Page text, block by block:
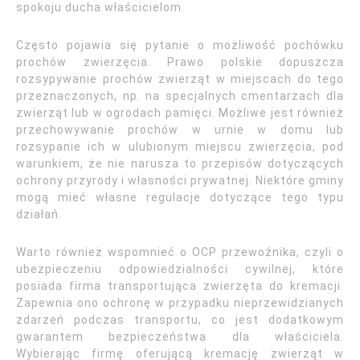
spokoju ducha właścicielom.
Często pojawia się pytanie o możliwość pochówku
prochów zwierzęcia. Prawo polskie dopuszcza
rozsypywanie prochów zwierząt w miejscach do tego
przeznaczonych, np. na specjalnych cmentarzach dla
zwierząt lub w ogrodach pamięci. Możliwe jest również
przechowywanie prochów w urnie w domu lub
rozsypanie ich w ulubionym miejscu zwierzęcia, pod
warunkiem, że nie narusza to przepisów dotyczących
ochrony przyrody i własności prywatnej. Niektóre gminy
mogą mieć własne regulacje dotyczące tego typu
działań.
Warto również wspomnieć o OCP przewoźnika, czyli o
ubezpieczeniu odpowiedzialności cywilnej, które
posiada firma transportująca zwierzęta do kremacji.
Zapewnia ono ochronę w przypadku nieprzewidzianych
zdarzeń podczas transportu, co jest dodatkowym
gwarantem bezpieczeństwa dla właściciela.
Wybierając firmę oferującą kremację zwierząt w